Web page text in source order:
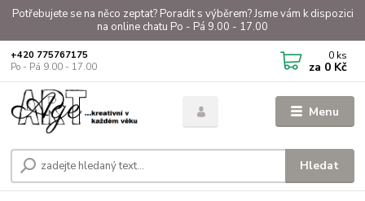
Potřebujete se na něco zeptat? Poradit s výběrem? Jsme vám k dispozici
na online chatu Po - Pá 9.00 - 17.00
Menu
Hledat
+420 775767175
Po - Pá 9.00 - 17.00
0 ks
za 0 Kč